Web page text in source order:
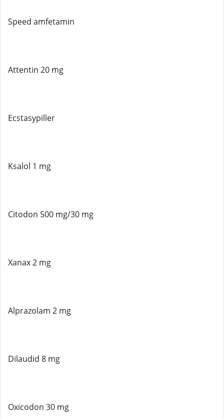
Speed ​​amfetamin
Attentin 20 mg
Ecstasypiller
Ksalol 1 mg
Citodon 500 mg/30 mg
Xanax 2 mg
Alprazolam 2 mg
Dilaudid 8 mg
Oxicodon 30 mg